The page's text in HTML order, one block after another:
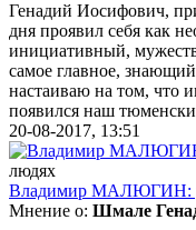
Генадий Иосифович,
дня проявил себя как
инициативный,
самое главное,
настаиваю на том, что
появился наш
20-08-2017, 13:51
людях
Владимир МАЛЮГИН:
Мнение о: Шмале